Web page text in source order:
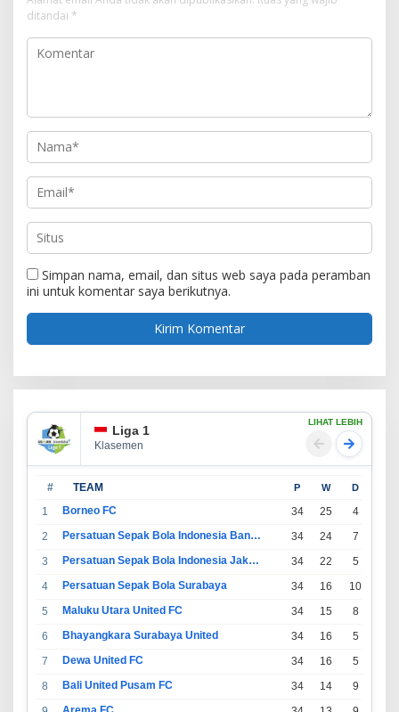
ditandai *
Simpan nama, email, dan situs web saya pada peramban
ini untuk komentar saya berikutnya.
Liga 1
Klasemen
LIHAT LEBIH
# TEAM P W D
1 Borneo FC 34 25 4
2
Persatuan Sepak Bola Indonesia Bandung 34 24 7
3
Persatuan Sepak Bola Indonesia Jakarta 34 22 5
4
Persatuan Sepak Bola Surabaya 34 16 10
5
Maluku Utara United FC 34 15 8
6
Bhayangkara Surabaya United 34 16 5
7
Dewa United FC 34 16 5
8
Bali United Pusam FC 34 14 9